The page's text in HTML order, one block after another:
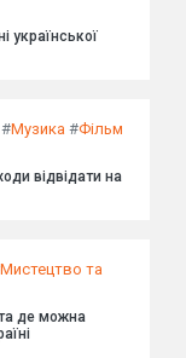
української
#Музика #Фільм
відвідати на
Мистецтво та
де можна